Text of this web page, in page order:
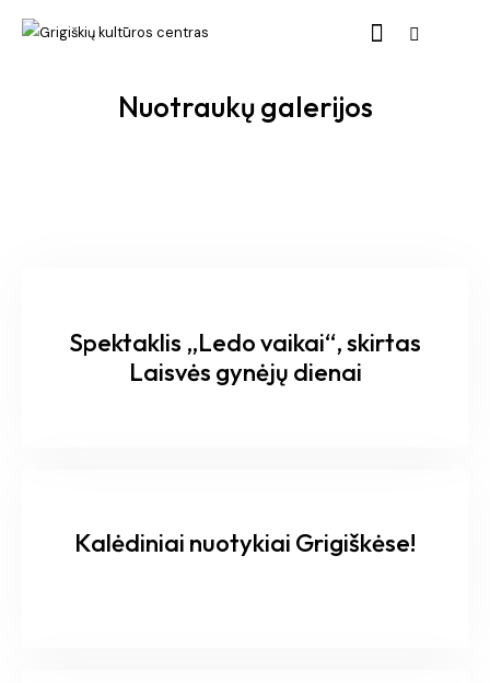
Nuotraukų galerijos
Spektaklis „Ledo vaikai“, skirtas
Laisvės gynėjų dienai
Kalėdiniai nuotykiai Grigiškėse!